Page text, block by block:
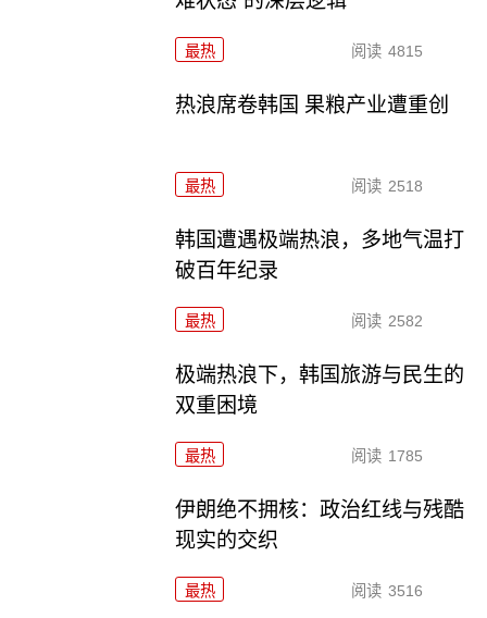
最热 阅读 4815
热浪席卷韩国 果粮产业遭重创
最热 阅读 2518
韩国遭遇极端热浪，多地气温打
破百年纪录
最热 阅读 2582
极端热浪下，韩国旅游与民生的
双重困境
最热 阅读 1785
伊朗绝不拥核：政治红线与残酷
现实的交织
最热 阅读 3516